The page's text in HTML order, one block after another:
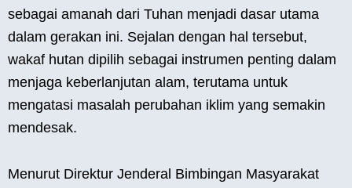
sebagai amanah dari Tuhan menjadi dasar utama
dalam gerakan ini. Sejalan dengan hal tersebut,
wakaf hutan dipilih sebagai instrumen penting dalam
menjaga keberlanjutan alam, terutama untuk
mengatasi masalah perubahan iklim yang semakin
mendesak.
Menurut Direktur Jenderal Bimbingan Masyarakat